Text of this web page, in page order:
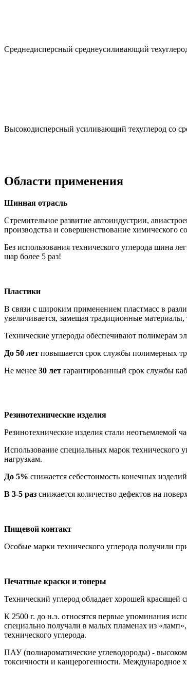
Среднедисперсный среднеусиливающий
Высокодисперсный усиливающий техуглерод со
Области применения
Шинная отрасль
Стремительное развитие автоиндустрии,
производства и совершенствование химического
Без использования технического углерода шина
шар более 5 раз!
Пластики
В связи с широким применением пластмасс в
увеличивается, замещая традиционные материалы,
Технические углероды обеспечивают полимерам
До 50 лет повышается срок службы полимерных
Не менее 30 лет гарантированный срок службы
Резинотехнические изделия
Резинотехнические изделия стали неотъемлемой
Использование специальных марок технического
нагрузкам.
До 5% снижается себестоимость конечных
В 3-5 раз снижается количество дефектов на
Пищевой контакт
Особые марки технического углерода получили
Печатные краски и тонеры
Технический углерод обладает хорошей красящей
К 2500 г. до н.э. относятся первые упоминания
специально получали в малых пламенах из
технического углерода.
ПАУ (полиароматические углеводороды) -
токсичности и канцерогенности. Международное